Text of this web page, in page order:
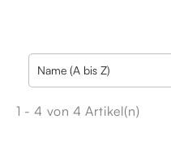
Name (A bis Z)
1 - 4 von 4 Artikel(n)